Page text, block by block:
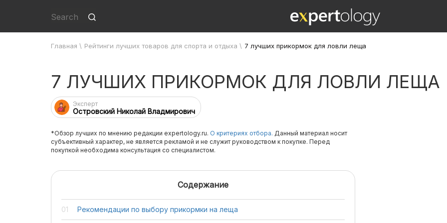
Главная \ Рейтинги лучших товаров для спорта и отдыха \ 7 лучших прикормок для ловли леща
7 ЛУЧШИХ ПРИКОРМОК ДЛЯ ЛОВЛИ ЛЕЩА
Эксперт
Островский Николай Владмирович
*Обзор лучших по мнению редакции expertology.ru. О критериях отбора. Данный материал носит
субъективный характер, не является рекламой и не служит руководством к покупке. Перед
покупкой необходима консультация со специалистом.
Содержание
Рекомендации по выбору прикормки на леща